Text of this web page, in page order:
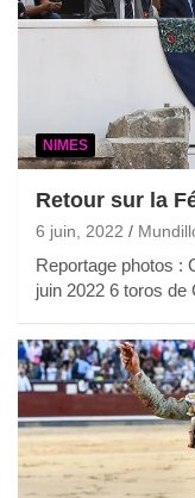
NIMES
Retour sur la
6 juin, 2022
Reportage photos :
juin 2022 6 toros